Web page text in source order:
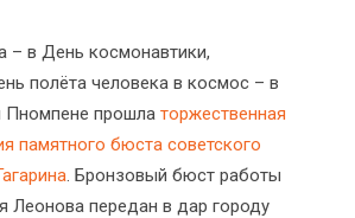
– в День космонавтики,
полёта человека в космос – в
прошла торжественная
памятного бюста советского
. Бронзовый бюст работы
Леонова передан в дар городу